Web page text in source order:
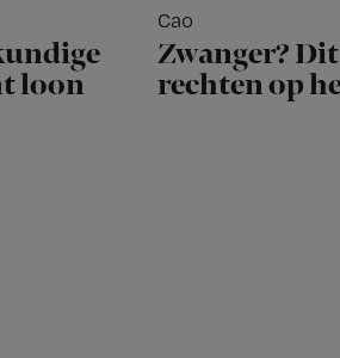
loon
Cao
Zwanger?
rechten op